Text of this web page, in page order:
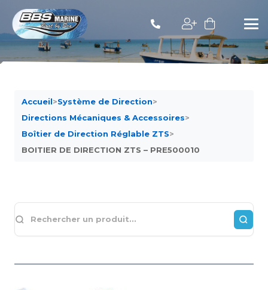
Accueil>Système de Direction>
Directions Mécaniques & Accessoires>
Boîtier de Direction Réglable ZTS>
BOITIER DE DIRECTION ZTS – PRE500010